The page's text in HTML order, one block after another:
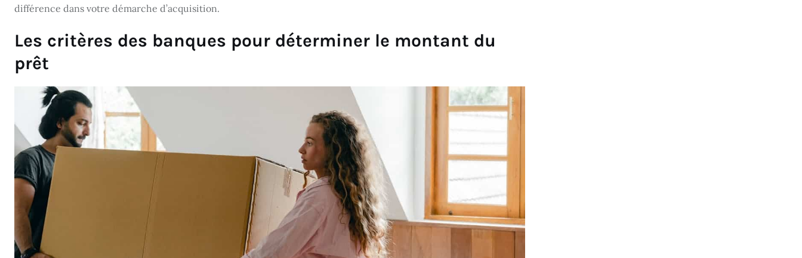
différence dans votre démarche d’acquisition.
Les critères des banques pour déterminer le montant du
prêt